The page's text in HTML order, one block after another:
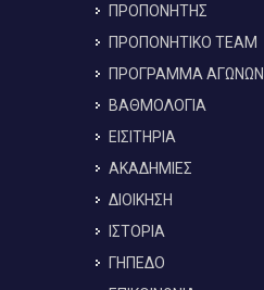
ΠΡΟΠΟΝΗΤΗΣ
ΠΡΟΠΟΝΗΤΙΚΟ TEAM
ΠΡΟΓΡΑΜΜΑ ΑΓΩΝΩΝ
ΒΑΘΜΟΛΟΓΙΑ
ΕΙΣΙΤΗΡΙΑ
ΑΚΑΔΗΜΙΕΣ
ΔΙΟΙΚΗΣΗ
ΙΣΤΟΡΙΑ
ΓΗΠΕΔΟ